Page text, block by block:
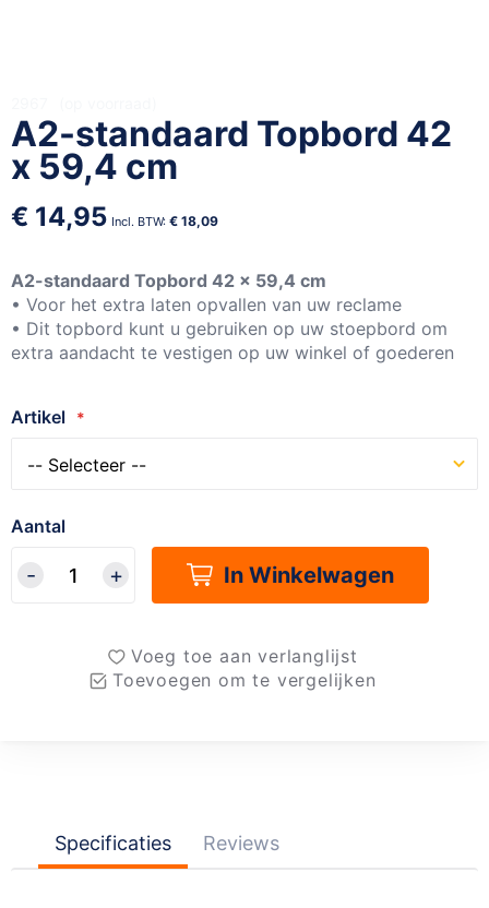
A2-standaard Topbord 42
x 59,4 cm
€ 14,95 € 18,09
A2-standaard Topbord 42 x 59,4 cm
• Voor het extra laten opvallen van uw reclame
• Dit topbord kunt u gebruiken op uw stoepbord om
extra aandacht te vestigen op uw winkel of goederen
Artikel
Aantal
In Winkelwagen
Voeg toe aan verlanglijst
Toevoegen om te vergelijken
naar
het
begin
de
gallerij
Specificaties Reviews